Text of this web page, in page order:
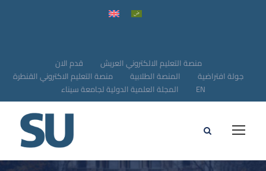
قدم الان
منصة التعليم الالكتروني العريش
منصة التعليم الاكتروني القنطرة
المنصة الطلابية
جولة افتراضية
المجلة العلمية الدولية لجامعة سيناء
EN